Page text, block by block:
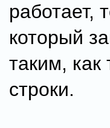
работает,
который
таким, как
строки.